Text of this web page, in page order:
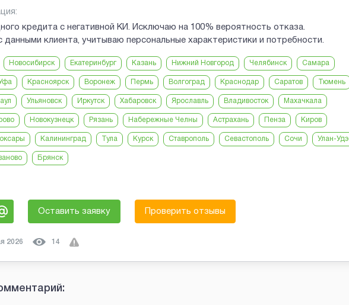
кредита с негативной КИ. Исключаю на 100% вероятность отказа.
клиента, учитываю персональные характеристики и потребности.
Новосибирск Екатеринбург Казань Нижний Новгород Челябинск Самара
Красноярск Воронеж Пермь Волгоград Краснодар Саратов Тюмень
Ульяновск Иркутск Хабаровск Ярославль Владивосток Махачкала
Новокузнецк Рязань Набережные Челны Астрахань Пенза Киров
Калининград Тула Курск Ставрополь Севастополь Сочи Улан-Удэ
Брянск
Оставить заявку Проверить отзывы
2026 14